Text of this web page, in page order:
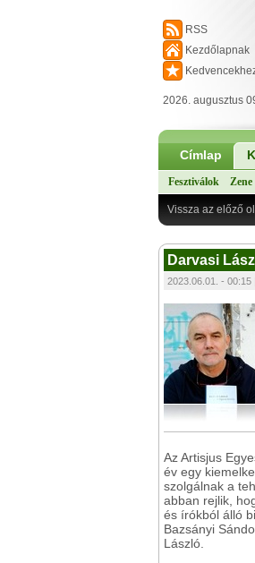
RSS
Kezdőlapnak
2026. augusztus
Címlap
Fesztiválok Zene
Vissza az előző
Darvasi
2023.06.01. - 00:15 |
Az Artisjus
év egy
szolgálnak a
abban rejlik,
és írókból álló
Bazsányi
László.